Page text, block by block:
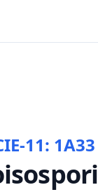
11: 1A33